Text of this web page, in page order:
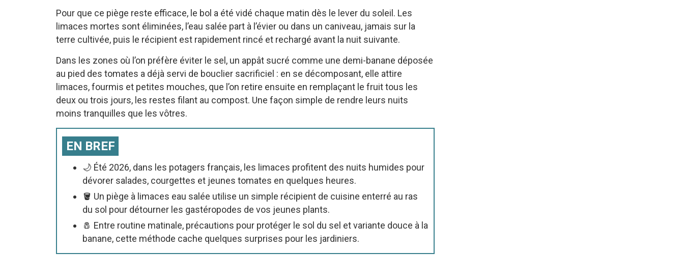
Pour que ce piège reste efficace, le bol a été vidé chaque matin dès le lever du soleil. Les
limaces mortes sont éliminées, l’eau salée part à l’évier ou dans un caniveau, jamais sur la
terre cultivée, puis le récipient est rapidement rincé et rechargé avant la nuit suivante.
Dans les zones où l’on préfère éviter le sel, un appât sucré comme une demi-banane déposée
au pied des tomates a déjà servi de bouclier sacrificiel : en se décomposant, elle attire
limaces, fourmis et petites mouches, que l’on retire ensuite en remplaçant le fruit tous les
deux ou trois jours, les restes filant au compost. Une façon simple de rendre leurs nuits
moins tranquilles que les vôtres.
EN BREF
🌙 Été 2026, dans les potagers français, les limaces profitent des nuits humides pour
dévorer salades, courgettes et jeunes tomates en quelques heures.
🪣 Un piège à limaces eau salée utilise un simple récipient de cuisine enterré au ras
du sol pour détourner les gastéropodes de vos jeunes plants.
🧂 Entre routine matinale, précautions pour protéger le sol du sel et variante douce à la
banane, cette méthode cache quelques surprises pour les jardiniers.